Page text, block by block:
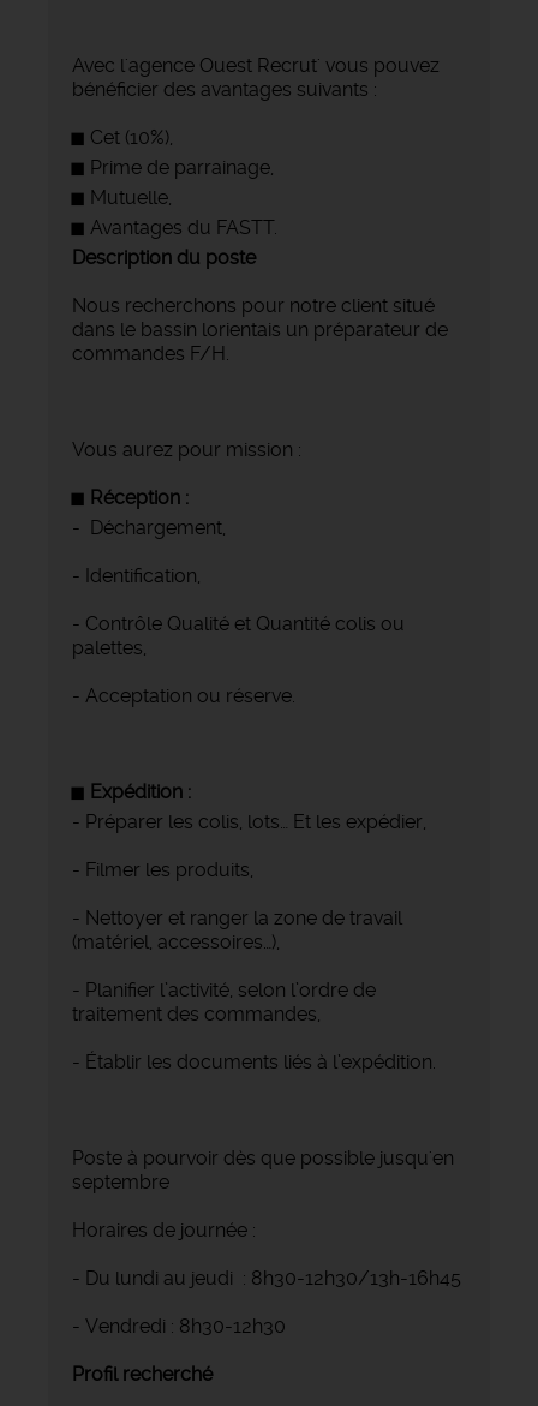
Avec l'agence Ouest Recrut' vous pouvez
bénéficier des avantages suivants :
Cet (10%),
Prime de parrainage,
Mutuelle,
Avantages du FASTT.
Description du poste
Nous recherchons pour notre client situé
dans le bassin lorientais un préparateur de
commandes F/H.
Vous aurez pour mission :
Réception :
- Déchargement,
- Identification,
- Contrôle Qualité et Quantité colis ou
palettes,
- Acceptation ou réserve.
Expédition :
- Préparer les colis, lots… Et les expédier,
- Filmer les produits,
- Nettoyer et ranger la zone de travail
(matériel, accessoires…),
- Planifier l’activité, selon l’ordre de
traitement des commandes,
- Établir les documents liés à l’expédition.
Poste à pourvoir dès que possible jusqu'en
septembre
Horaires de journée :
- Du lundi au jeudi : 8h30-12h30/13h-16h45
- Vendredi : 8h30-12h30
Profil recherché